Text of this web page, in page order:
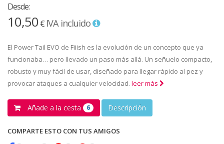
Desde:
10,50€ IVA incluido
El Power Tail EVO de Fiiish es la evolución de un concepto que ya
funcionaba… pero llevado un paso más allá. Un señuelo compacto,
robusto y muy fácil de usar, diseñado para llegar rápido al pez y
provocar ataques a cualquier velocidad. leer más
Añade a la cesta 6 Descripción
COMPARTE ESTO CON TUS AMIGOS